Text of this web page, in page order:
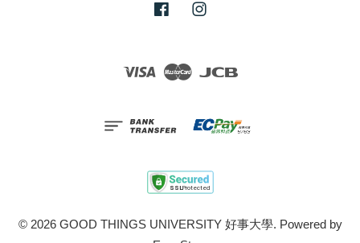
Facebook
Visa Master
© 2026 GOOD THINGS UNIVERSITY 好事大學. Powered by